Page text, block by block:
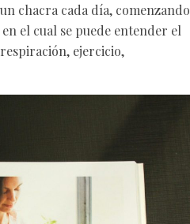
chacra cada día, comenzando
el cual se puede entender el
ejercicio,